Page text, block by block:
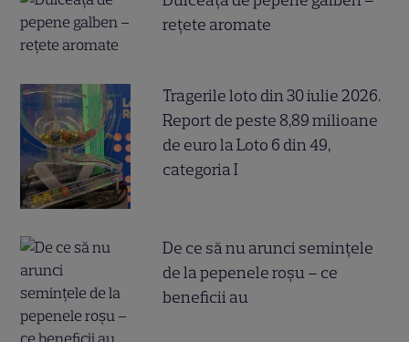
rețete aromate
Tragerile loto din 30 iulie 2026.
Report de peste 8,89 milioane
de euro la Loto 6 din 49,
categoria I
De ce să nu arunci semințele
de la pepenele roșu – ce
beneficii au